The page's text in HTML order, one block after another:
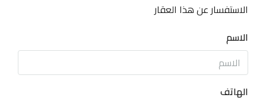
الاستفسار عن هذا العقار
الاسم
الهاتف